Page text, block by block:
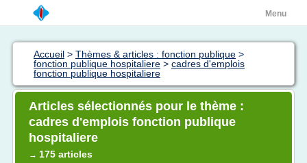
Menu
Accueil > Thèmes & articles : fonction publique >
fonction publique hospitaliere > cadres d'emplois
fonction publique hospitaliere
Articles sélectionnés pour le thème :
cadres d'emplois fonction publique
hospitaliere
→ 175 articles